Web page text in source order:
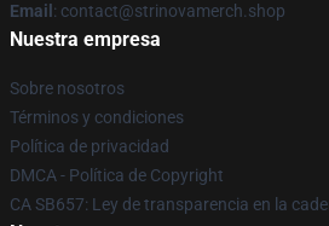
Email : contact@strinovamerch.shop
Nuestra empresa
Sobre nosotros
Términos y condiciones
Política de privacidad
DMCA - Política de Copyright
CA SB657: Ley de transparencia en la